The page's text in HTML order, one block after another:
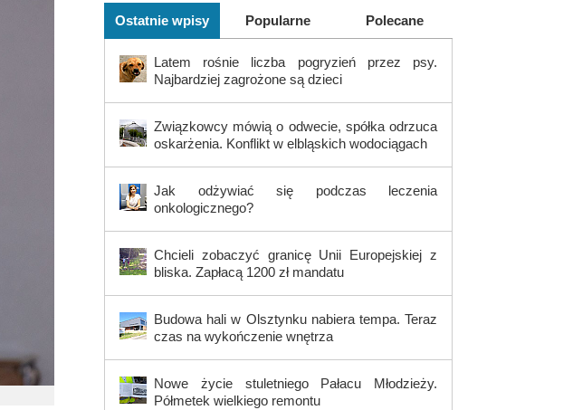
Ostatnie wpisy Popularne Polecane
Latem rośnie liczba pogryzień przez psy.
Najbardziej zagrożone są dzieci
Związkowcy mówią o odwecie, spółka odrzuca
oskarżenia. Konflikt w elbląskich wodociągach
Jak odżywiać się podczas leczenia
onkologicznego?
Chcieli zobaczyć granicę Unii Europejskiej z
bliska. Zapłacą 1200 zł mandatu
Budowa hali w Olsztynku nabiera tempa. Teraz
czas na wykończenie wnętrza
Nowe życie stuletniego Pałacu Młodzieży.
Półmetek wielkiego remontu